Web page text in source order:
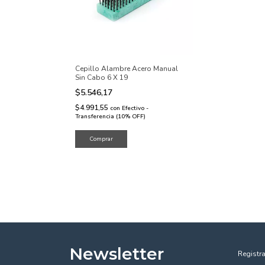
Cepillo Alambre Acero Manual
Sin Cabo 6 X 19
$5.546,17
$4.991,55 con Efectivo -
Transferencia (10% OFF)
Newsletter